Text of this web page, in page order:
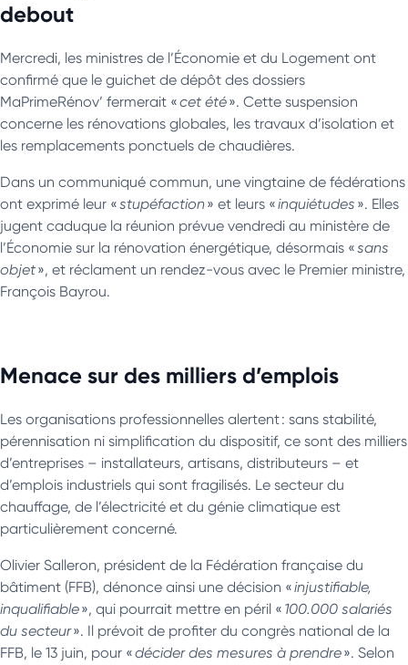
debout
Mercredi, les ministres de l’Économie et du Logement ont
confirmé que le guichet de dépôt des dossiers
MaPrimeRénov’ fermerait «cet été». Cette suspension
concerne les rénovations globales, les travaux d’isolation et
les remplacements ponctuels de chaudières.
Dans un communiqué commun, une vingtaine de fédérations
ont exprimé leur «stupéfaction» et leurs «inquiétudes ». Elles
jugent caduque la réunion prévue vendredi au ministère de
l’Économie sur la rénovation énergétique, désormais «sans
objet», et réclament un rendez-vous avec le Premier ministre,
François Bayrou.
Menace sur des milliers d’emplois
Les organisations professionnelles alertent : sans stabilité,
pérennisation ni simplification du dispositif, ce sont des milliers
d’entreprises – installateurs, artisans, distributeurs – et
d’emplois industriels qui sont fragilisés. Le secteur du
chauffage, de l’électricité et du génie climatique est
particulièrement concerné.
Olivier Salleron, président de la Fédération française du
bâtiment (FFB), dénonce ainsi une décision «injustifiable,
inqualifiable», qui pourrait mettre en péril « 100.000 salariés
du secteur». Il prévoit de profiter du congrès national de la
FFB, le 13 juin, pour «décider des mesures à prendre». Selon